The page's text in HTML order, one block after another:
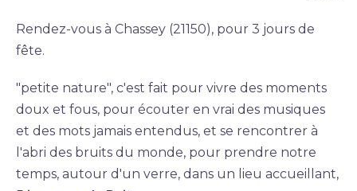
Rendez-vous à Chassey (21150), pour 3 jours de
fête.
"petite nature", c'est fait pour vivre des moments
doux et fous, pour écouter en vrai des musiques
et des mots jamais entendus, et se rencontrer à
l'abri des bruits du monde, pour prendre notre
temps, autour d'un verre, dans un lieu accueillant,